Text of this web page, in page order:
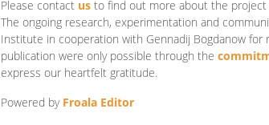
Please contact us to find out more about the
The ongoing research, experimentation and
Institute in cooperation with Gennadij Bogdanow
publication were only possible through the
express our heartfelt gratitude.
Powered by Froala Editor